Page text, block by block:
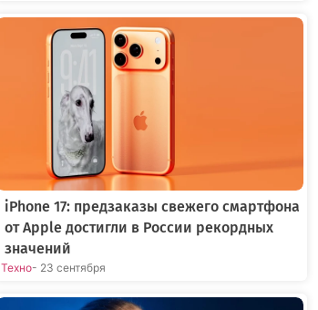
iPhone 17: предзаказы свежего смартфона
от Apple достигли в России рекордных
значений
Техно- 23 сентября